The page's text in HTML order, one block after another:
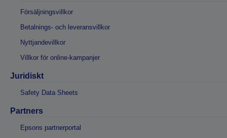
Försäljningsvillkor
Betalnings- och leveransvillkor
Nyttjandevillkor
Villkor för online-kampanjer
Juridiskt
Safety Data Sheets
Partners
Epsons partnerportal